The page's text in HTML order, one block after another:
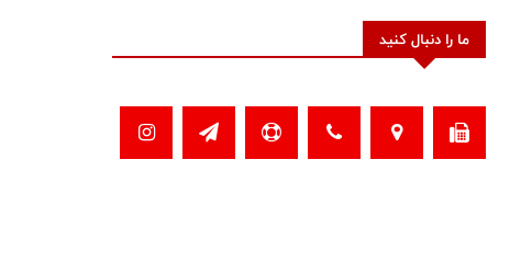
ما را دنبال کنید